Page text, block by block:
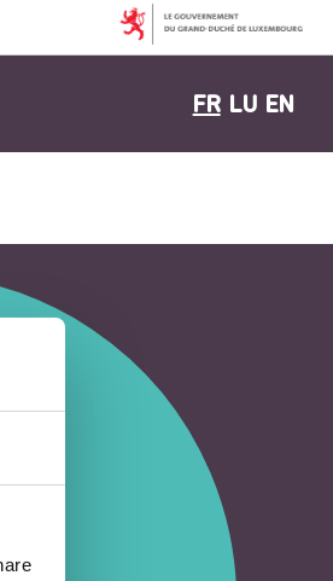
FR LU EN